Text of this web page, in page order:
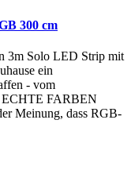
300 cm
3m Solo LED Strip mit
ein
- vom
ECHTE FARBEN
Meinung, dass RGB-